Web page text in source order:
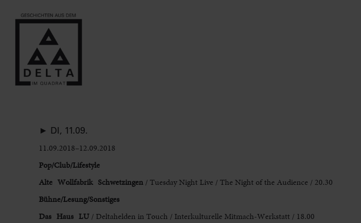
► DI, 11.09.
11.09.2018–12.09.2018
Pop/Club/Lifestyle
Alte Wollfabrik Schwetzingen/ Tuesday Night Live / The Night of the Audience / 20.30
Bühne/Lesung/Sonstiges
Das Haus LU/ Deltahelden in Touch / Interkulturelle Mitmach-Werkstatt / 18.00